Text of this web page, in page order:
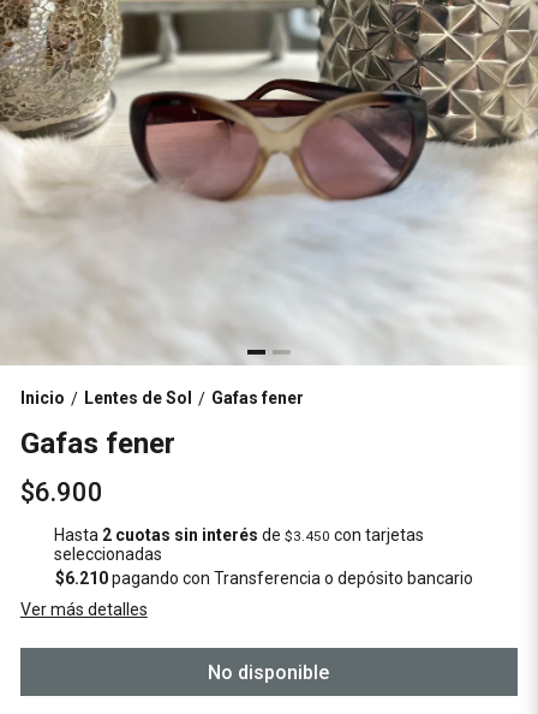
Inicio / Lentes de Sol / Gafas fener
Gafas fener
$6.900
Hasta 2 cuotas sin interés de $3.450 con tarjetas
seleccionadas
$6.210pagando con Transferencia o depósito bancario
Ver más detalles
No disponible